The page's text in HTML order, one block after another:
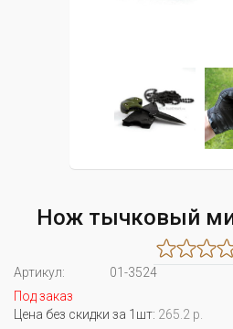
Нож тычковый
Артикул:
01-3524
Под заказ
Цена без скидки за 1шт: 265.2 р.